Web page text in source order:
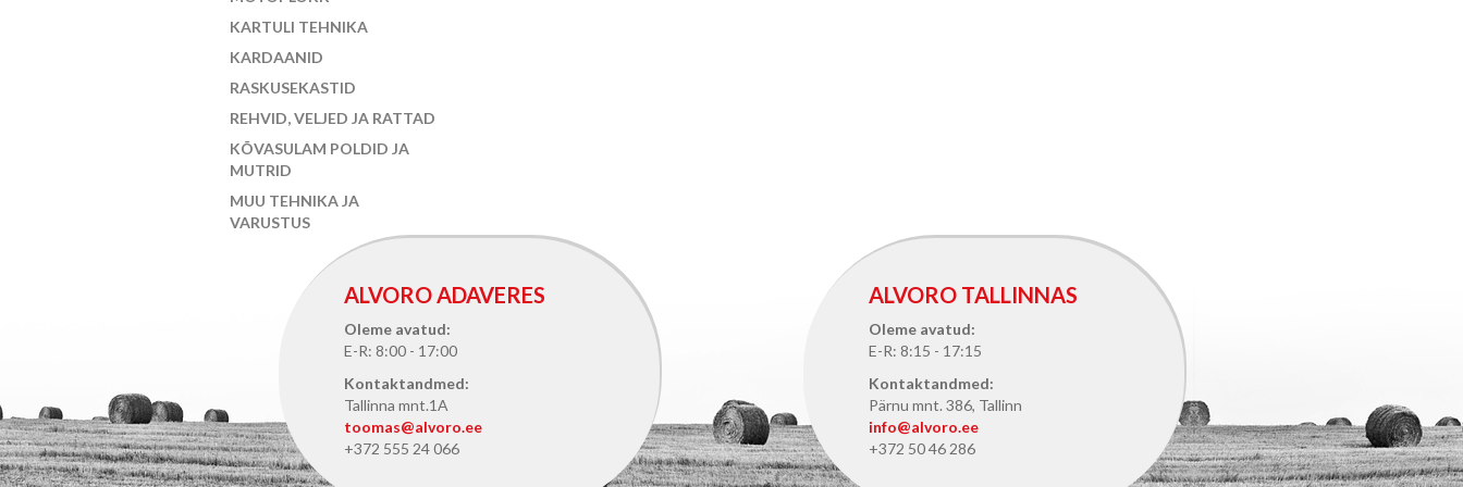
KARTULI TEHNIKA
KARDAANID
RASKUSEKASTID
REHVID, VELJED JA RATTAD
KÕVASULAM POLDID JA
MUTRID
MUU TEHNIKA JA
VARUSTUS
ALVORO ADAVERES
Oleme avatud:
E-R: 8:00 - 17:00
Kontaktandmed:
Tallinna mnt.1A
toomas@alvoro.ee
+372 555 24 066
ALVORO TALLINNAS
Oleme avatud:
E-R: 8:15 - 17:15
Kontaktandmed:
Pärnu mnt. 386, Tallinn
info@alvoro.ee
+372 50 46 286